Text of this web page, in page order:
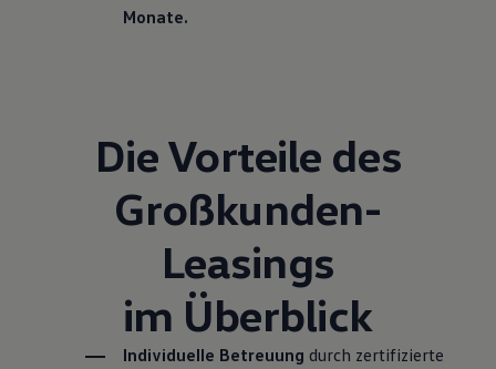
Monate.
Die Vorteile des
Großkunden-
Leasings
im Überblick
Individuelle Betreuung durch zertifizierte